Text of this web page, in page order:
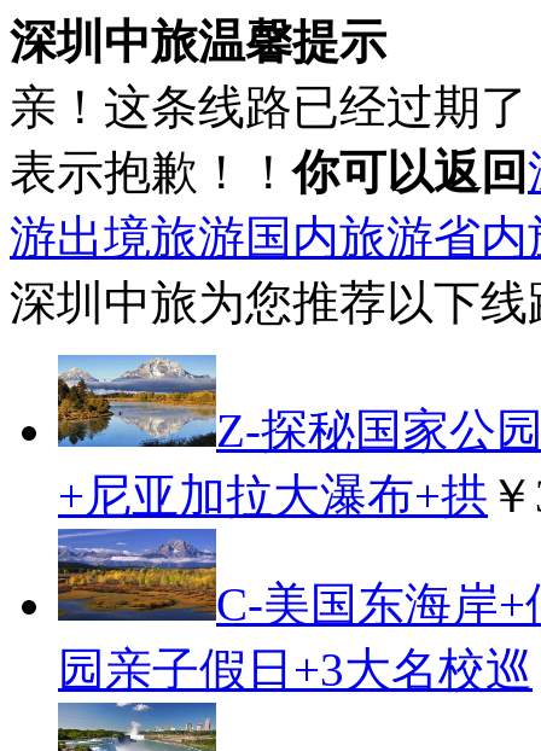
深圳中旅温馨提示
亲！这条线路已经过期
表示抱歉！！你可以返回
游出境旅游国内旅游省内
深圳中旅为您推荐以下线
Z-探秘国家公
+尼亚加拉大瀑布+拱
C-美国东海岸
园亲子假日+3大名校巡